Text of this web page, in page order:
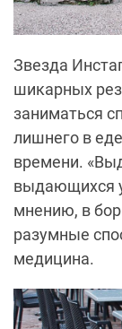
Звезда
шикарных
заниматься
лишнего в
времени.
выдающихся
мнению, в
разумные
медицина.